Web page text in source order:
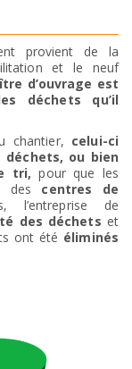
provient de la
et le neuf
d’ouvrage est
déchets qu’il
chantier, celui-ci
ou bien
tri, pour que les
des centres de
l’entreprise de
des déchets et
ont été éliminés